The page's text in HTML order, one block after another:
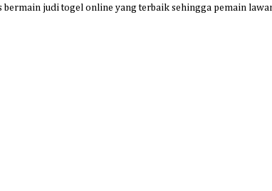
judi togel online yang terbaik sehingga pemain